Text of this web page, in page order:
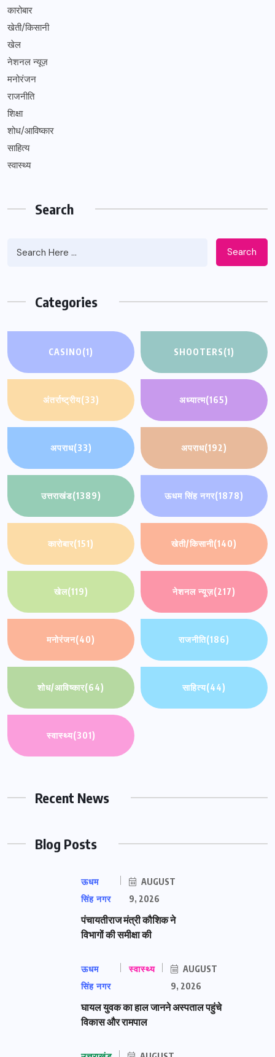
कारोबार
खेती/किसानी
खेल
नेशनल न्यूज़
मनोरंजन
राजनीति
शिक्षा
शोध/आविष्कार
साहित्य
स्वास्थ्य
Search
Search
Categories
CASINO(1) SHOOTERS(1)
अंतर्राष्ट्रीय(33) अध्यात्म(165)
अपराध(33) अपराध(192)
उत्तराखंड(1389) ऊधम सिंह नगर(1878)
कारोबार(151) खेती/किसानी(140)
खेल(119) नेशनल न्यूज़(217)
मनोरंजन(40) राजनीति(186)
शोध/आविष्कार(64) साहित्य(44)
स्वास्थ्य(301)
Recent News
Blog Posts
ऊधम
सिंह नगर
AUGUST
9, 2026
पंचायतीराज मंत्री कौशिक ने
विभागों की समीक्षा की
ऊधम
सिंह नगर
स्वास्थ्य
AUGUST
9, 2026
घायल युवक का हाल जानने अस्पताल पहुंचे
विकास और रामपाल